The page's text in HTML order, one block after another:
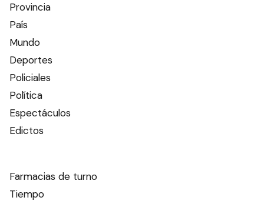
Provincia
País
Mundo
Deportes
Policiales
Política
Espectáculos
Edictos
Farmacias de turno
Tiempo